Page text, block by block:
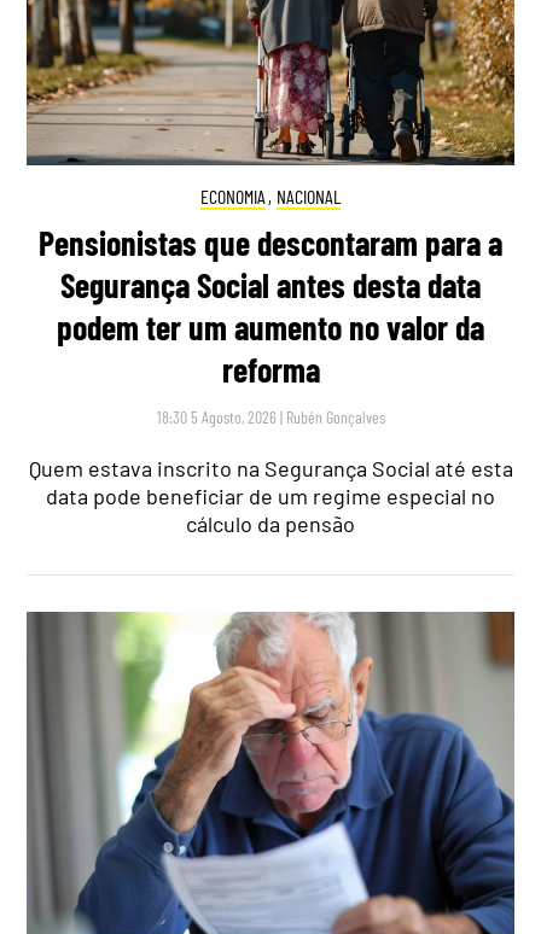
ECONOMIA , NACIONAL
Pensionistas que descontaram para a
Segurança Social antes desta data
podem ter um aumento no valor da
reforma
18:30 5 Agosto, 2026 | Rubén Gonçalves
Quem estava inscrito na Segurança Social até esta
data pode beneficiar de um regime especial no
cálculo da pensão